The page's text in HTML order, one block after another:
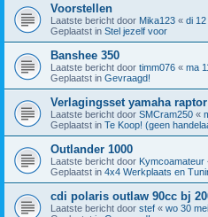
Voorstellen
Laatste bericht door Mika123 « di
Geplaatst in Stel jezelf voor
Banshee 350
Laatste bericht door timm076 « ma
Geplaatst in Gevraagd!
Verlagingsset yamaha raptor
Laatste bericht door SMCram250 «
Geplaatst in Te Koop! (geen
Outlander 1000
Laatste bericht door Kymcoamateur
Geplaatst in 4x4 Werkplaats en
cdi polaris outlaw 90cc bj
Laatste bericht door stef « wo 30